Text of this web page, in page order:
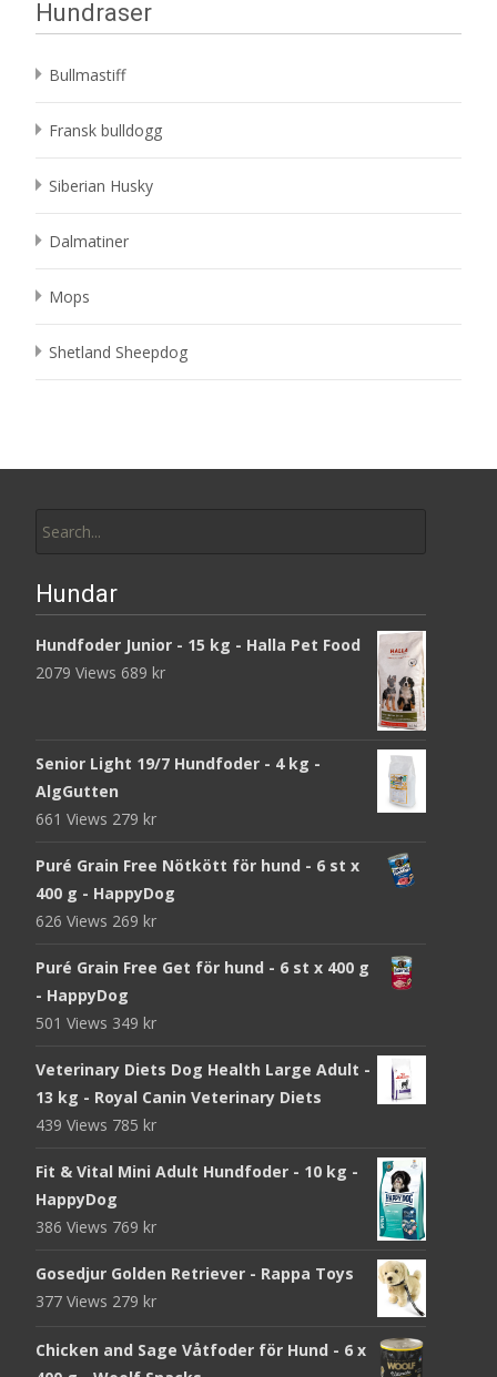
Hundraser
Bullmastiff
Fransk bulldogg
Siberian Husky
Dalmatiner
Mops
Shetland Sheepdog
for:
Hundar
Hundfoder Junior - 15 kg - Halla Pet Food
2079 Views 689 kr
Senior Light 19/7 Hundfoder - 4 kg -
AlgGutten
661 Views 279 kr
Puré Grain Free Nötkött för hund - 6 st x
400 g - HappyDog
626 Views 269 kr
Puré Grain Free Get för hund - 6 st x 400 g
- HappyDog
501 Views 349 kr
Veterinary Diets Dog Health Large Adult -
13 kg - Royal Canin Veterinary Diets
439 Views 785 kr
Fit & Vital Mini Adult Hundfoder - 10 kg -
HappyDog
386 Views 769 kr
Gosedjur Golden Retriever - Rappa Toys
377 Views 279 kr
Chicken and Sage Våtfoder för Hund - 6 x